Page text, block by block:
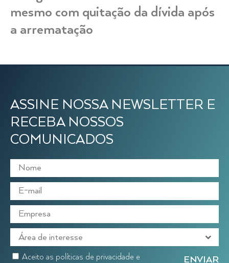
mesmo com quitação da dívida após
a arrematação
ASSINE NOSSA NEWSLETTER E
RECEBA NOSSOS
COMUNICADOS
Aceito as políticas de privacidade e